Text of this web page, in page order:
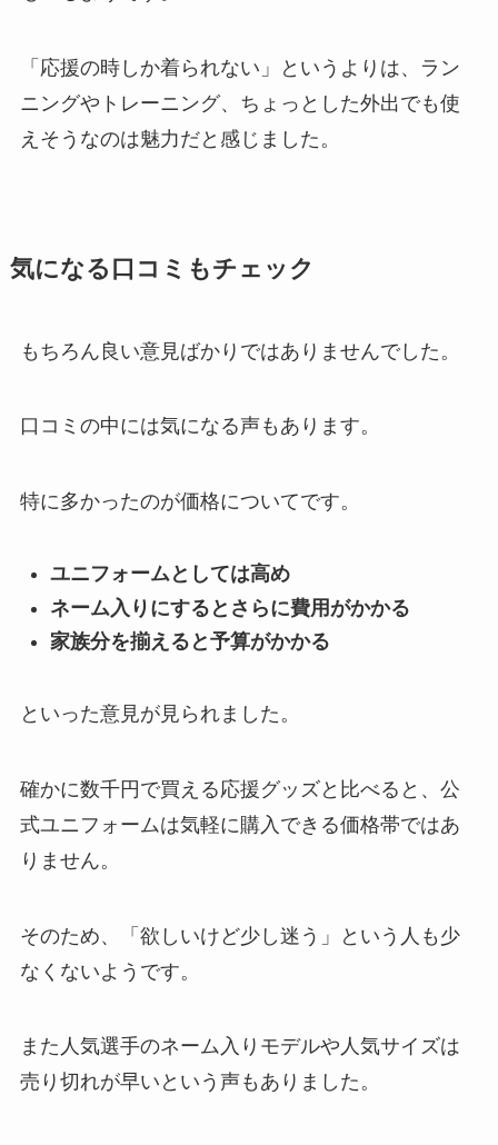
「応援の時しか着られない」というよりは、ラン
ニングやトレーニング、ちょっとした外出でも使
えそうなのは魅力だと感じました。
気になる口コミもチェック
もちろん良い意見ばかりではありませんでした。
口コミの中には気になる声もあります。
特に多かったのが価格についてです。
ユニフォームとしては高め
ネーム入りにするとさらに費用がかかる
家族分を揃えると予算がかかる
といった意見が見られました。
確かに数千円で買える応援グッズと比べると、公
式ユニフォームは気軽に購入できる価格帯ではあ
りません。
そのため、「欲しいけど少し迷う」という人も少
なくないようです。
また人気選手のネーム入りモデルや人気サイズは
売り切れが早いという声もありました。